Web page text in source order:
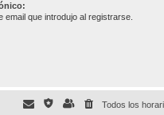
email que introdujo al registrarse.
Todos los